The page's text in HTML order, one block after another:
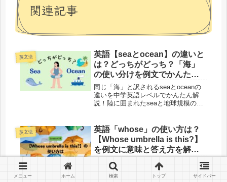
関連記事
英文法
英語【seaとocean】の違いと
は？どっちがどっち？「海」
の使い分けを例文でかんたん
解説！
同じ「海」と訳されるseaとoceanの
違いを中学英語レベルでかんたん解
説！陸に囲まれたseaと地球規模の
の使い分け、go to seaの意外なトリビ
アまでサクッと学べる大人の学び直し
決定版！
英文法
英語「whose」の使い方は？
【Whose umbrella is this?】
を例文に意味と答え方を解
説！「who」と「whose」の
違いは？-Lesson21
satomiこんにちは。今日も中学英語の
復習をがんばりましょうね！このレッ
スンでは、「Whose umbrella is
メニュー ホーム 検索 トップ サイドバー